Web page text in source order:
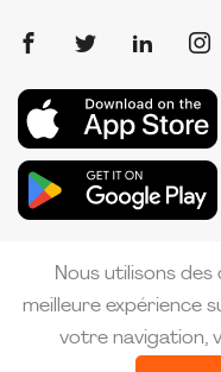
Copyright
Nous utilisons
meilleure expérience
votre navigation,